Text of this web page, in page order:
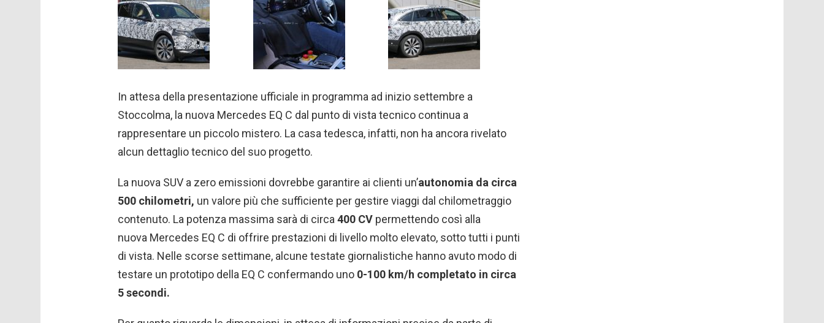
In attesa della presentazione ufficiale in programma ad inizio settembre a
Stoccolma, la nuova Mercedes EQ C dal punto di vista tecnico continua a
rappresentare un piccolo mistero. La casa tedesca, infatti, non ha ancora rivelato
alcun dettaglio tecnico del suo progetto.
La nuova SUV a zero emissioni dovrebbe garantire ai clienti un’autonomia da circa
500 chilometri, un valore più che sufficiente per gestire viaggi dal chilometraggio
contenuto. La potenza massima sarà di circa400 CV permettendo così alla
nuova Mercedes EQ C di offrire prestazioni di livello molto elevato, sotto tutti i punti
di vista. Nelle scorse settimane, alcune testate giornalistiche hanno avuto modo di
testare un prototipo della EQ C confermando uno 0-100 km/h completato in circa
5 secondi.